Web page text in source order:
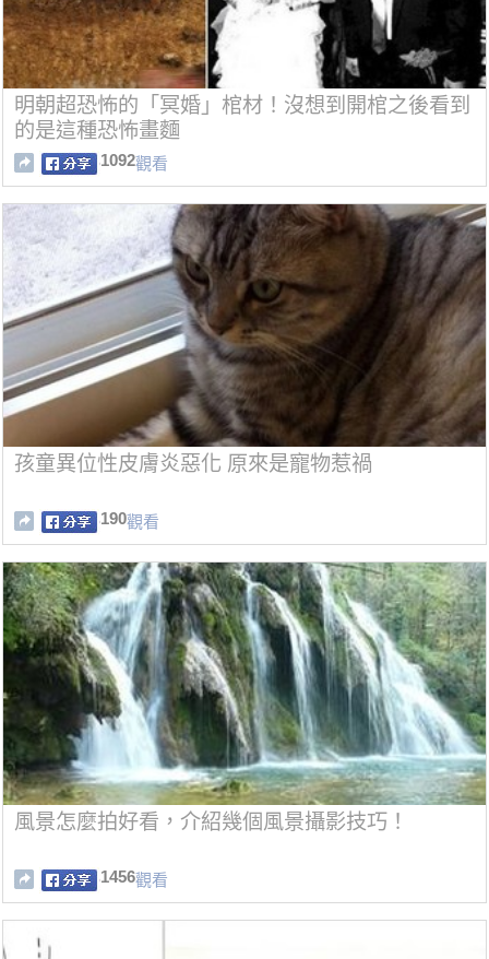
明朝超恐怖的「冥婚」棺材！沒想到開棺之後看到
的是這種恐怖畫麵
1092觀看
孩童異位性皮膚炎惡化 原來是寵物惹禍
190觀看
風景怎麼拍好看，介紹幾個風景攝影技巧！
1456觀看